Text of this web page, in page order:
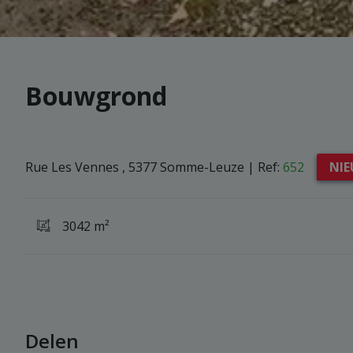
Bouwgrond
Rue Les Vennes , 5377 Somme-Leuze | Ref: 652
3042 m²
Delen